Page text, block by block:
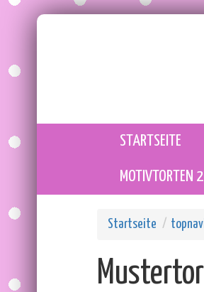
STARTSEITE
Startseite